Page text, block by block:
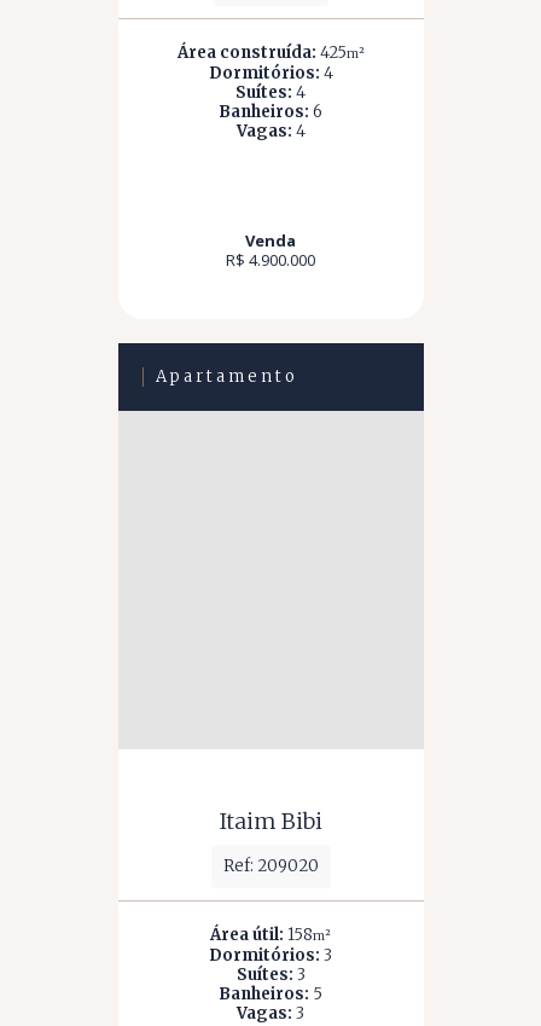
Área construída: 425m²
Dormitórios: 4
Suítes: 4
Banheiros: 6
Vagas: 4
Venda
R$ 4.900.000
Apartamento
Itaim Bibi
Ref: 209020
Área útil: 158m²
Dormitórios: 3
Suítes: 3
Banheiros: 5
Vagas: 3